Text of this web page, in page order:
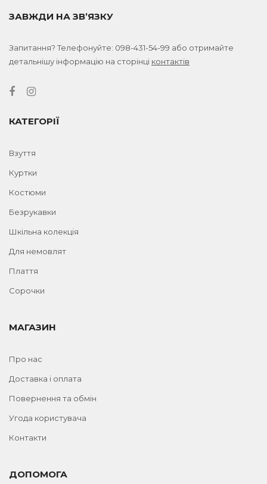
ЗАВЖДИ НА ЗВ’ЯЗКУ
Запитання? Телефонуйте: 098-431-54-99 або отримайте
детальнішу інформацію на сторінці контактів
КАТЕГОРІЇ
Взуття
Куртки
Костюми
Безрукавки
Шкільна колекція
Для немовлят
Плаття
Сорочки
МАГАЗИН
Про нас
Доставка і оплата
Повернення та обмін
Угода користувача
Контакти
ДОПОМОГА